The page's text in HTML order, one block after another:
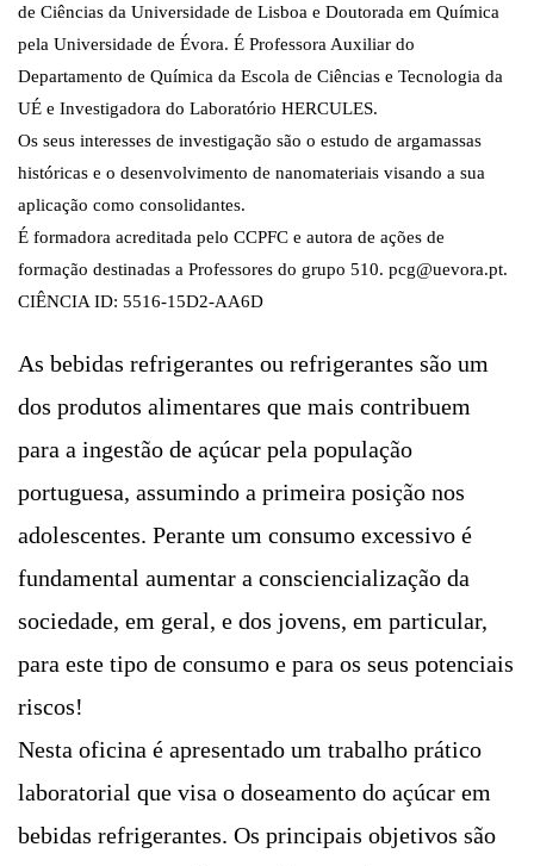
de Ciências da Universidade de Lisboa e Doutorada em Química
pela Universidade de Évora. É Professora Auxiliar do
Departamento de Química da Escola de Ciências e Tecnologia da
UÉ e Investigadora do Laboratório HERCULES.
Os seus interesses de investigação são o estudo de argamassas
históricas e o desenvolvimento de nanomateriais visando a sua
aplicação como consolidantes.
É formadora acreditada pelo CCPFC e autora de ações de
formação destinadas a Professores do grupo 510. pcg@uevora.pt.
CIÊNCIA ID: 5516-15D2-AA6D
As bebidas refrigerantes ou refrigerantes são um
dos produtos alimentares que mais contribuem
para a ingestão de açúcar pela população
portuguesa, assumindo a primeira posição nos
adolescentes. Perante um consumo excessivo é
fundamental aumentar a consciencialização da
sociedade, em geral, e dos jovens, em particular,
para este tipo de consumo e para os seus potenciais
riscos!
Nesta oficina é apresentado um trabalho prático
laboratorial que visa o doseamento do açúcar em
bebidas refrigerantes. Os principais objetivos são